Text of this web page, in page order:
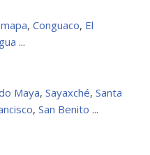
, Conguaco, El
...
Maya, Sayaxché, Santa
, San Benito ...